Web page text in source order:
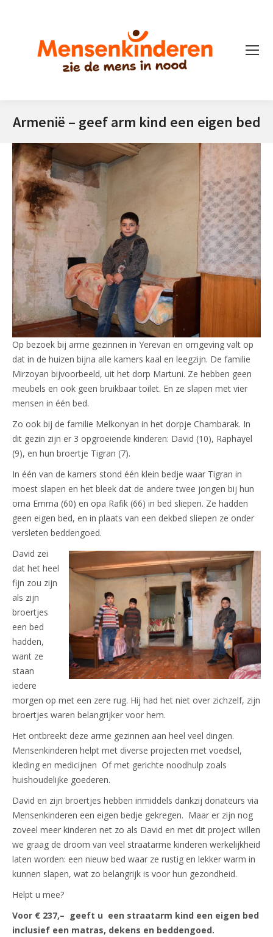
Armenië – geef arm kind een eigen bed
Op bezoek bij arme gezinnen in Yerevan en omgeving valt op
dat in de huizen bijna alle kamers kaal en leegzijn. De familie
Mirzoyan bijvoorbeeld, uit het dorp Martuni. Ze hebben geen
meubels en ook geen bruikbaar toilet. En ze slapen met vier
mensen in één bed.
Zo ook bij de familie Melkonyan in het dorpje Chambarak. In
dit gezin zijn er 3 opgroeiende kinderen: David (10), Raphayel
(9), en hun broertje Tigran (7).
In één van de kamers stond één klein bedje waar Tigran in
moest slapen en het bleek dat de andere twee jongen bij hun
oma Emma (60) en opa Rafik (66) in bed sliepen. Ze hadden
geen eigen bed, en in plaats van een dekbed sliepen ze onder
versleten beddengoed.
David zei
dat het heel
fijn zou zijn
als zijn
broertjes
een bed
hadden,
want ze
staan
iedere
morgen op met een zere rug. Hij had het niet over zichzelf, zijn
broertjes waren belangrijker voor hem.
Het ontbreekt deze arme gezinnen aan heel veel dingen.
Mensenkinderen helpt met diverse projecten met voedsel,
kleding en medicijnen Of met gerichte noodhulp zoals
huishoudelijke goederen.
David en zijn broertjes hebben inmiddels dankzij donateurs via
Mensenkinderen een eigen bedje gekregen. Maar er zijn nog
zoveel meer kinderen net zo als David en met dit project willen
we graag de droom van veel straatarme kinderen werkelijkheid
laten worden: een nieuw bed waar ze rustig en lekker warm in
kunnen slapen, wat zo belangrijk is voor hun gezondheid.
Helpt u mee?
Voor € 237,– geeft u een straatarm kind een eigen bed
inclusief een matras, dekens en beddengoed.